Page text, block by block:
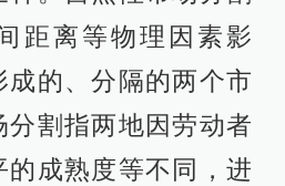
距离等物理因素影
成的、分隔的两个市
割指两地因劳动者
的成熟度等不同，进